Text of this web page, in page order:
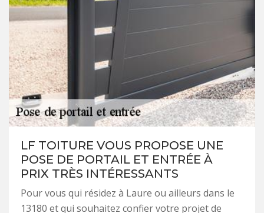
LF TOITURE VOUS PROPOSE UNE
POSE DE PORTAIL ET ENTRÉE À
PRIX TRÈS INTÉRESSANTS
Pour vous qui résidez à Laure ou ailleurs dans le
13180 et qui souhaitez confier votre projet de